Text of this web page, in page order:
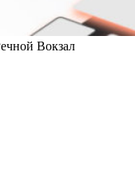
Вокзал